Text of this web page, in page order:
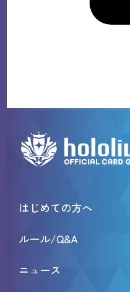
はじめての方へ
ルール/Q&A
ニュース